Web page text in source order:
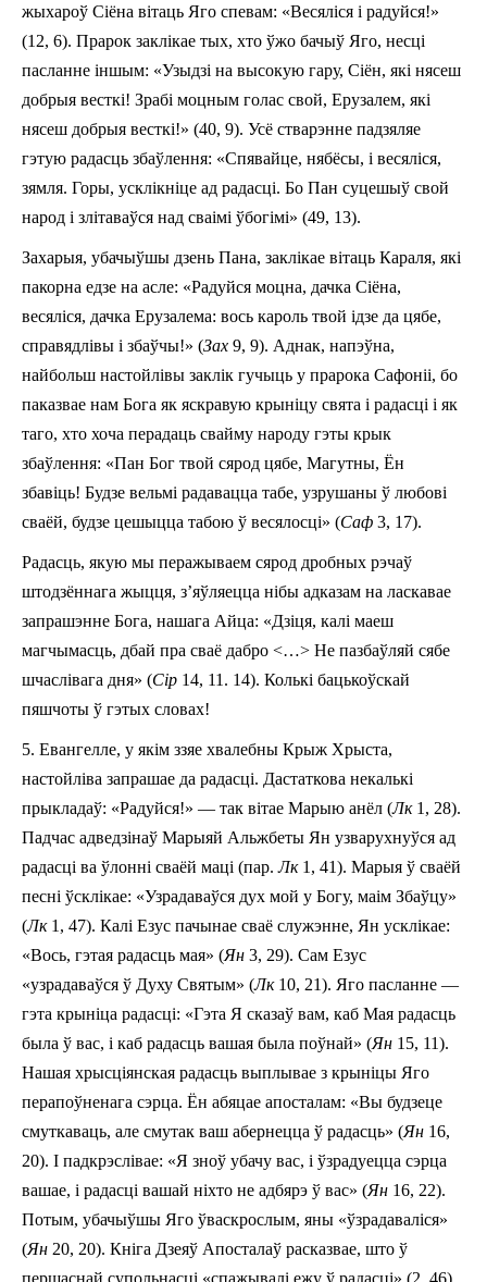
жыхароў Сіёна вітаць Яго спевам: «Весяліся і радуйся!»
(12, 6). Прарок заклікае тых, хто ўжо бачыў Яго, несці
пасланне іншым: «Узыдзі на высокую гару, Сіён, які нясеш
добрыя весткі! Зрабі моцным голас свой, Ерузалем, які
нясеш добрыя весткі!» (40, 9). Усё стварэнне падзяляе
гэтую радасць збаўлення: «Спявайце, нябёсы, і весяліся,
зямля. Горы, усклікніце ад радасці. Бо Пан суцешыў свой
народ і злітаваўся над сваімі ўбогімі» (49, 13).
Захарыя, убачыўшы дзень Па­на, заклікае вітаць Караля, які
пакорна едзе на асле: «Радуйся моцна, дачка Сіёна,
весяліся, дачка Ерузалема: вось кароль твой ідзе да цябе,
справядлівы і збаўчы!» (Зах 9, 9). Аднак, напэўна,
найбольш настойлівы заклік гучыць у прарока Сафоніі, бо
паказвае нам Бога як яскравую крыніцу свята і радасці і як
таго, хто хоча перадаць свайму народу гэты крык
збаўлення: «Пан Бог твой сярод цябе, Магутны, Ён
збавіць! Будзе вельмі радавацца табе, узрушаны ў любові
сваёй, будзе цешыцца табою ў весялосці» (Саф 3, 17).
Радасць, якую мы перажываем сярод дробных рэчаў
штодзённага жыцця, з’яўляецца нібы адказам на ласкавае
запрашэнне Бога, нашага Айца: «Дзіця, калі маеш
магчымасць, дбай пра сваё дабро <…> Не пазбаўляй сябе
шчаслівага дня» (Сір 14, 11. 14). Колькі бацькоўскай
пяшчоты ў гэтых словах!
5. Евангелле, у якім ззяе хвалебны Крыж Хрыста,
настойліва запрашае да радасці. Дастаткова некалькі
прыкладаў: «Радуйся!» — так вітае Марыю анёл (Лк1, 28).
Падчас адведзінаў Марыяй Альжбеты Ян узварухнуўся ад
радасці ва ўлонні сваёй маці (пар.Лк1, 41). Марыя ў сваёй
песні ўсклікае: «Узрадаваўся дух мой у Богу, маім Збаўцу»
(Лк1, 47). Калі Езус пачынае сваё служэнне, Ян усклікае:
«Вось, гэтая радасць мая» (Ян 3, 29). Сам Езус
«узрадаваўся ў Духу Святым» (Лк10, 21). Яго пасланне —
гэта крыніца радасці: «Гэта Я сказаў вам, каб Мая радасць
была ў вас, і каб радасць вашая была поўнай» (Ян 15, 11).
Нашая хрысціянская ра­дасць выплывае з крыніцы Яго
перапоўненага сэрца. Ён абяцае апосталам: «Вы будзеце
смуткаваць, але смутак ваш абернецца ў радасць» (Ян 16,
20). І падкрэслівае: «Я зноў убачу вас, і ўзрадуецца сэрца
вашае, і радасці вашай ніхто не адбярэ ў вас» (Ян 16, 22).
Потым, убачыўшы Яго ўваскрослым, яны «ўзрадаваліся»
(Ян 20, 20). Кніга Дзеяў Апосталаў расказвае, што ў
першаснай супольнасці «спажывалі ежу ў радасці» (2, 46).